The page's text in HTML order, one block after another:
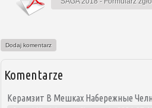
Dodaj komentarz
Komentarze
Керамзит В Мешках Набережные